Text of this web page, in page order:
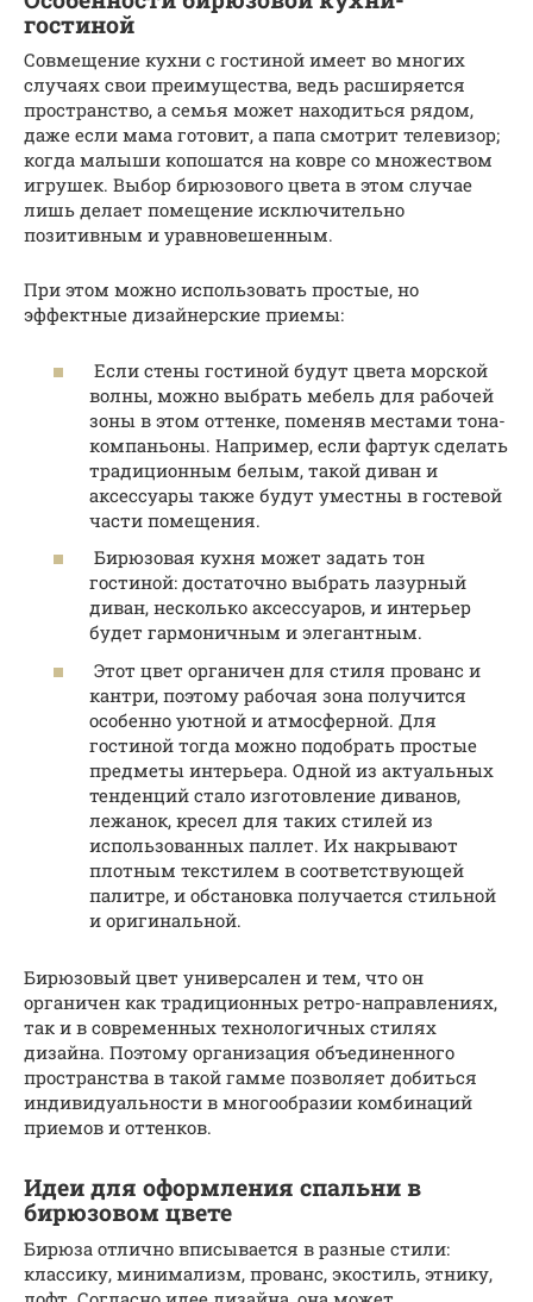
гостиной
Совмещение кухни с гостиной имеет во многих
случаях свои преимущества, ведь расширяется
пространство, а семья может находиться рядом,
даже если мама готовит, а папа смотрит телевизор;
когда малыши копошатся на ковре со множеством
игрушек. Выбор бирюзового цвета в этом случае
лишь делает помещение исключительно
позитивным и уравновешенным.
При этом можно использовать простые, но
эффектные дизайнерские приемы:
Если стены гостиной будут цвета морской
волны, можно выбрать мебель для рабочей
зоны в этом оттенке, поменяв местами тона-
компаньоны. Например, если фартук сделать
традиционным белым, такой диван и
аксессуары также будут уместны в гостевой
части помещения.
Бирюзовая кухня может задать тон
гостиной: достаточно выбрать лазурный
диван, несколько аксессуаров, и интерьер
будет гармоничным и элегантным.
Этот цвет органичен для стиля прованс и
кантри, поэтому рабочая зона получится
особенно уютной и атмосферной. Для
гостиной тогда можно подобрать простые
предметы интерьера. Одной из актуальных
тенденций стало изготовление диванов,
лежанок, кресел для таких стилей из
использованных паллет. Их накрывают
плотным текстилем в соответствующей
палитре, и обстановка получается стильной
и оригинальной.
Бирюзовый цвет универсален и тем, что он
органичен как традиционных ретро-направлениях,
так и в современных технологичных стилях
дизайна. Поэтому организация объединенного
пространства в такой гамме позволяет добиться
индивидуальности в многообразии комбинаций
приемов и оттенков.
Идеи для оформления спальни в
бирюзовом цвете
Бирюза отлично вписывается в разные стили:
классику, минимализм, прованс, экостиль, этнику,